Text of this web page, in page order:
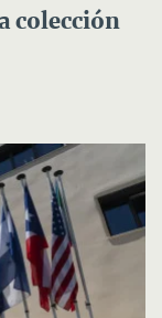
colección